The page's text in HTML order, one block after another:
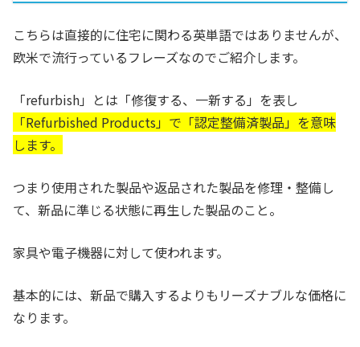
こちらは直接的に住宅に関わる英単語ではありませんが、
欧米で流行っているフレーズなのでご紹介します。
「refurbish」とは「修復する、一新する」を表し
「Refurbished Products」で「認定整備済製品」を意味
します。
つまり使用された製品や返品された製品を修理・整備し
て、新品に準じる状態に再生した製品のこと。
家具や電子機器に対して使われます。
基本的には、新品で購入するよりもリーズナブルな価格に
なります。